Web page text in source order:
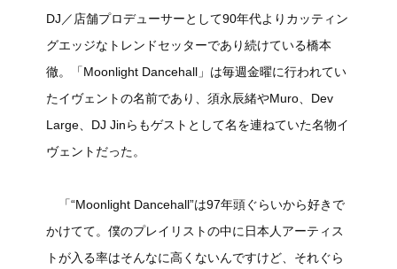
DJ／店舗プロデューサーとして90年代よりカッティン
グエッジなトレンドセッターであり続けている橋本
徹。「Moonlight Dancehall」は毎週金曜に行われてい
たイヴェントの名前であり、須永辰緒やMuro、Dev
Large、DJ Jinらもゲストとして名を連ねていた名物イ
ヴェントだった。
「“Moonlight Dancehall”は97年頭ぐらいから好きで
かけてて。僕のプレイリストの中に日本人アーティス
トが入る率はそんなに高くないんですけど、それぐら